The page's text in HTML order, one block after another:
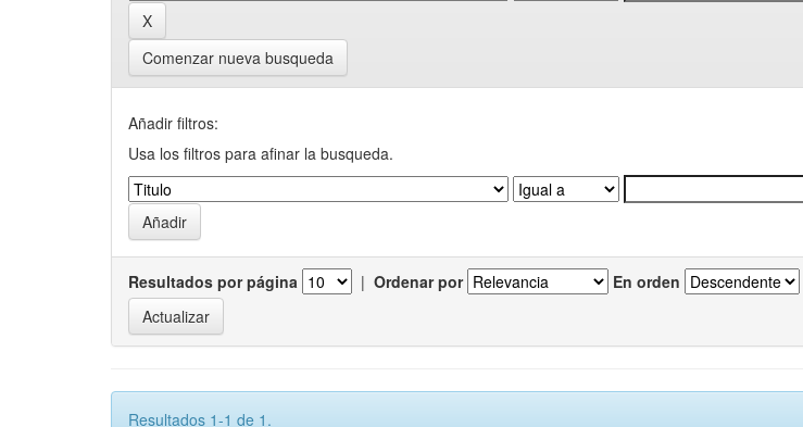
Comenzar nueva busqueda
Añadir filtros:
Usa los filtros para afinar la busqueda.
Resultados por página | Ordenar por En orden
Resultados 1-1 de 1.